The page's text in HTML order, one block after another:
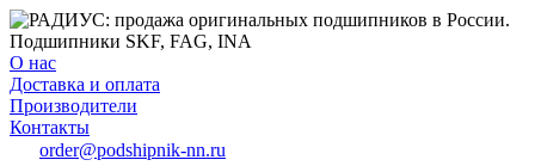
О нас
Доставка и оплата
Производители
Контакты
order@podshipnik-nn.ru